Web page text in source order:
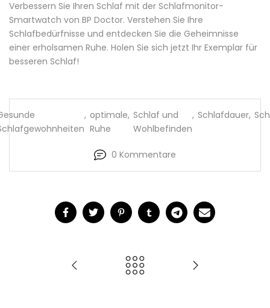
Verbessern Sie Ihren Schlaf mit der Schlafmonitor-
Smartwatch von BP Doctor. Verstehen Sie Ihre
Schlafbedürfnisse und entdecken Sie die Geheimnisse
einer erholsamen Ruhe. Holen Sie sich jetzt Ihr Exemplar für
besseren Schlaf!
, optimale
Ruhe
, Schlaf und
Wohlbefinden
, Schlafdauer,
0 Kommentare